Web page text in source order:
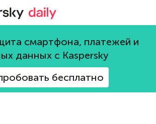
Блог Касперского
смартфона, платежей и
данных с Kaspersky
бесплатно